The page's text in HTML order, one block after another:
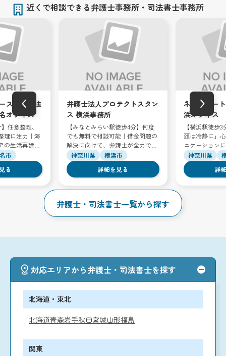
近くで相談できる弁護士事務所・司法書士事務所
スクエア法
オフィス
任意整理、
理に注力｜海
生活再建を
ます
市
る
弁護士法人プロテクトスタン
ス 横浜事務所
【みなとみらい駅徒歩4分】何度
でも無料で相談可能｜借金問題の
解決に向けて、弁護士が全力で取
り組みます
神奈川県
横浜市
詳細を見る
ネクスパー
浜オフィス
【横浜駅徒歩
頭は冷静に」
ニケーション
神奈川県
詳
‹ ›
弁護士・司法書士一覧から探す
対応エリアから弁護士・司法書士を探す
北海道・東北
北海道青森岩手秋田宮城山形福島
関東